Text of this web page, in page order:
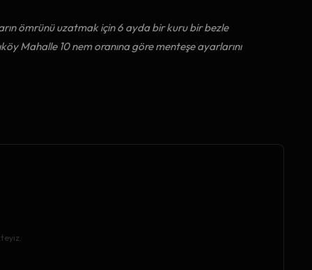
ömrünü uzatmak için 6 ayda bir kuru bir bezle
Mahalle 10 nem oranına göre menteşe ayarlarını